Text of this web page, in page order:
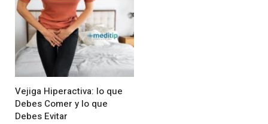
Vejiga Hiperactiva: lo que
Debes Comer y lo que
Debes Evitar